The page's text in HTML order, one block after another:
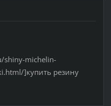
shiny-michelin-
]купить резину